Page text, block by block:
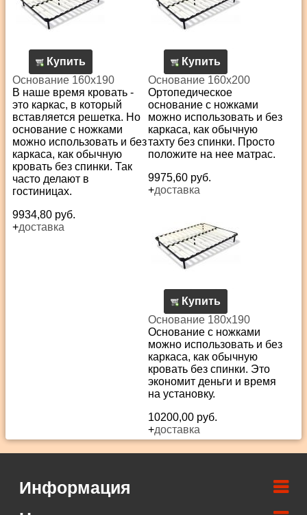
Купить
Основание 160х190
В наше время кровать -
это каркас, в который
вставляется решетка. Но
основание с ножками
можно использовать и без
каркаса, как обычную
кровать без спинки. Так
часто делают в
гостиницах.
9934,80 руб.
+доставка
Купить
Основание 160х200
Ортопедическое
основание с ножками
можно использовать и без
каркаса, как обычную
тахту без спинки. Просто
положите на нее матрас.
9975,60 руб.
+доставка
Купить
Основание 180х190
Основание с ножками
можно использовать и без
каркаса, как обычную
кровать без спинки. Это
экономит деньги и время
на установку.
10200,00 руб.
+доставка
Информация